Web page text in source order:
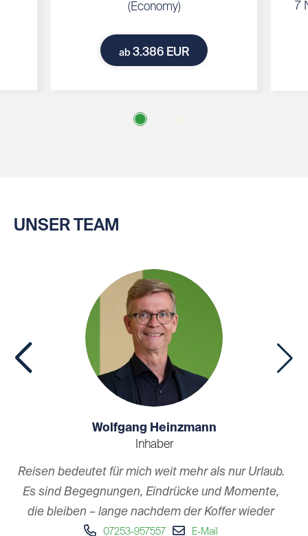
(Economy)
ab 3.386 EUR
7
UNSER TEAM
Wolfgang Heinzmann
Inhaber
Reisen bedeutet für mich weit mehr als nur Urlaub.
Es sind Begegnungen, Eindrücke und Momente,
die bleiben – lange nachdem der Koffer wieder
ausgepackt ist.
07253-957557 E-Mail